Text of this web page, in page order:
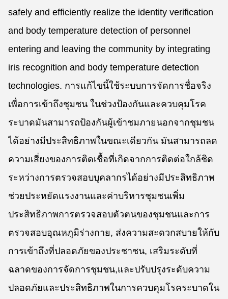
safely and efficiently realize the identity verification
and body temperature detection of personnel
entering and leaving the community by integrating
iris recognition and body temperature detection
technologies. การแก้ไขนี้ใช้ระบบการจัดการชื่อจริง
เพื่อการเข้าถึงชุมชน ในช่วงป้องกันและควบคุมโรค
ระบาดมันสามารถป้องกันผู้เข้าชมภายนอกจากชุมชน
ได้อย่างมีประสิทธิภาพในขณะเดียวกัน มันสามารถลด
ความเสี่ยงของการติดเชื้อที่เกิดจากการติดต่อใกล้ชิด
ระหว่างการตรวจสอบบุคลากรได้อย่างมีประสิทธิภาพ
ช่วยประหยัดแรงงานและค่าบริหารชุมชนเพิ่ม
ประสิทธิภาพการตรวจสอบตัวตนของชุมชนและการ
ตรวจสอบอุณหภูมิร่างกาย, ส่งความสะดวกสบายให้กับ
การเข้าถึงที่ปลอดภัยของประชาชน, เสริมระดับที่
ฉลาดของการจัดการชุมชน,และปรับปรุงระดับความ
ปลอดภัยและประสิทธิภาพในการควบคุมโรคระบาดใน